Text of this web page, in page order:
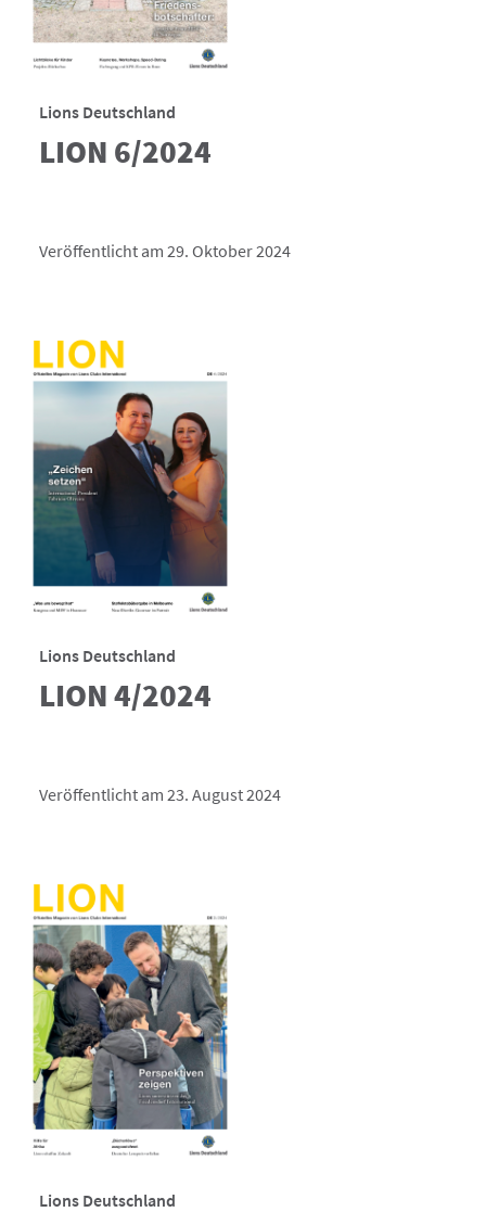
Lions Deutschland
LION 6/2024
Veröffentlicht am 29. Oktober 2024
Lions Deutschland
LION 4/2024
Veröffentlicht am 23. August 2024
Lions Deutschland